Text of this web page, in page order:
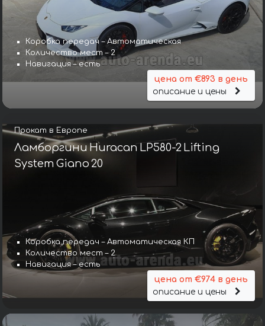
Коробка передач – Автоматическая
Количество мест – 2
Навигация – есть
цена от €893 в день
описание и цены
Прокат в Европе
Ламборгини Huracan LP580-2 Lifting
System Giano 20
Коробка передач – Автоматическая КП
Количество мест – 2
Навигация – есть
цена от €974 в день
описание и цены